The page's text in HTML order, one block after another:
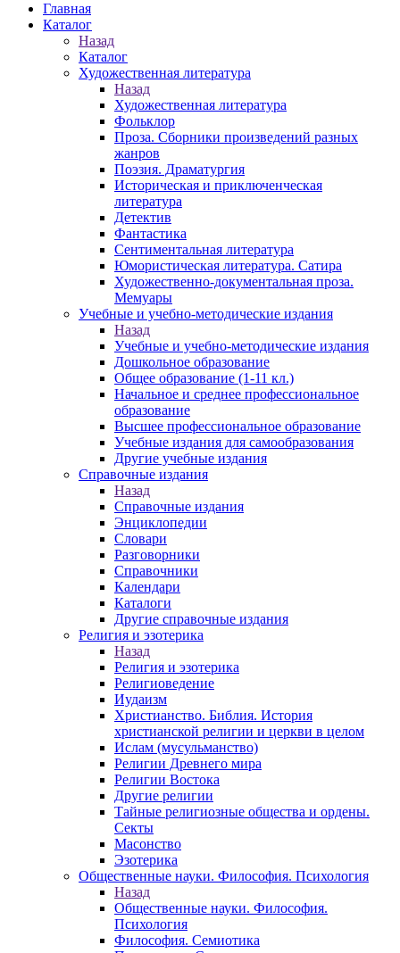
Главная
Каталог
Назад
Каталог
Художественная литература
Назад
Художественная литература
Фольклор
Проза. Сборники произведений разных
жанров
Поэзия. Драматургия
Историческая и приключенческая
литература
Детектив
Фантастика
Сентиментальная литература
Юмористическая литература. Сатира
Художественно-документальная проза.
Мемуары
Учебные и учебно-методические издания
Назад
Учебные и учебно-методические издания
Дошкольное образование
Общее образование (1-11 кл.)
Начальное и среднее профессиональное
образование
Высшее профессиональное образование
Учебные издания для самообразования
Другие учебные издания
Справочные издания
Назад
Справочные издания
Энциклопедии
Словари
Разговорники
Справочники
Календари
Каталоги
Другие справочные издания
Религия и эзотерика
Назад
Религия и эзотерика
Религиоведение
Иудаизм
Христианство. Библия. История
христианской религии и церкви в целом
Ислам (мусульманство)
Религии Древнего мира
Религии Востока
Другие религии
Тайные религиозные общества и ордены.
Секты
Масонство
Эзотерика
Общественные науки. Философия. Психология
Назад
Общественные науки. Философия.
Психология
Философия. Семиотика